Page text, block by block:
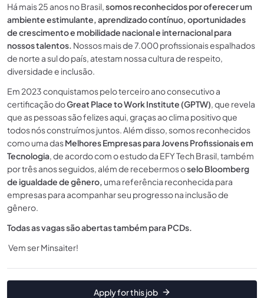
Há mais 25 anos no Brasil,somos reconhecidos por oferecer um
ambiente estimulante, aprendizado contínuo, oportunidades
de crescimento e mobilidade nacional e internacional para
nossos talentos. Nossos mais de 7.000 profissionais espalhados
de norte a sul do país, atestam nossa cultura de respeito,
diversidade e inclusão.
Em 2023 conquistamos pelo terceiro ano consecutivo a
certificação doGreat Place to Work Institute (GPTW), que revela
que as pessoas são felizes aqui, graças ao clima positivo que
todos nós construímos juntos. Além disso, somos reconhecidos
como uma dasMelhores Empresas para Jovens Profissionais em
Tecnologia, de acordo com o estudo da EFY Tech Brasil, também
por três anos seguidos, além de recebermos oselo Bloomberg
de igualdade de gênero, uma referência reconhecida para
empresas para acompanhar seu progresso na inclusão de
gênero.
Todas as vagas são abertas também para PCDs.
Vem ser Minsaiter!
Apply for this job